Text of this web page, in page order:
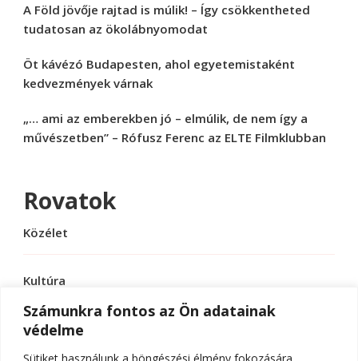
Számunkra fontos az Ön adatainak
védelme
Sütiket használunk a böngészési élmény fokozására,
A Föld jövője rajtad is múlik! – Így csökkentheted
tudatosan az ökolábnyomodat
Öt kávézó Budapesten, ahol egyetemistaként
kedvezmények várnak
„… ami az emberekben jó – elmúlik, de nem így a
művészetben” – Rófusz Ferenc az ELTE Filmklubban
Rovatok
Közélet
Kultúra
Sport